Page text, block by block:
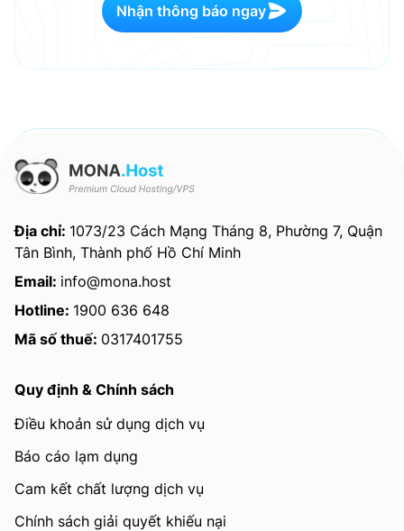
Nhận thông báo ngay
Địa chỉ: 1073/23 Cách Mạng Tháng 8, Phường 7, Quận
Tân Bình, Thành phố Hồ Chí Minh
Email: info@mona.host
Hotline: 1900 636 648
Mã số thuế: 0317401755
Quy định & Chính sách
Điều khoản sử dụng dịch vụ
Báo cáo lạm dụng
Cam kết chất lượng dịch vụ
Chính sách giải quyết khiếu nại